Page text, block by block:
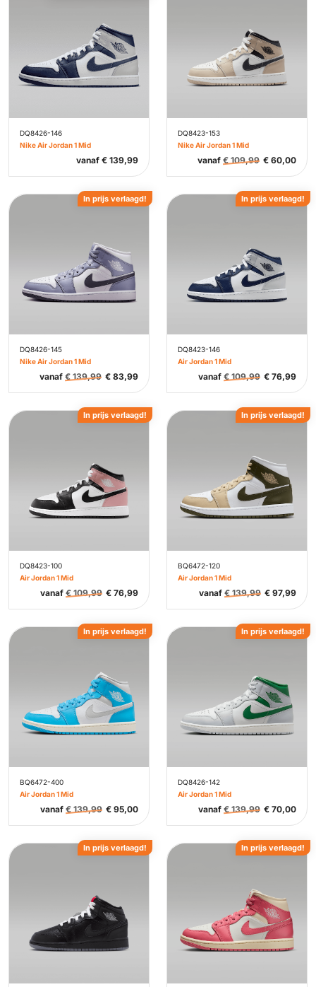
DQ8426-146
Nike Air Jordan 1 Mid
vanaf € 139,99
DQ8423-153
Nike Air Jordan 1 Mid
vanaf €109,99 € 60,00
DQ8426-145
Nike Air Jordan 1 Mid
vanaf €139,99 € 83,99
In prijs verlaagd!
DQ8423-146
Air Jordan 1 Mid
vanaf €109,99 € 76,99
In prijs verlaagd!
DQ8423-100
Air Jordan 1 Mid
vanaf €109,99 € 76,99
In prijs verlaagd!
BQ6472-120
Air Jordan 1 Mid
vanaf €139,99 € 97,99
In prijs verlaagd!
BQ6472-400
Air Jordan 1 Mid
vanaf €139,99 € 95,00
In prijs verlaagd!
DQ8426-142
Air Jordan 1 Mid
vanaf €139,99 € 70,00
In prijs verlaagd!
In prijs verlaagd! In prijs verlaagd!